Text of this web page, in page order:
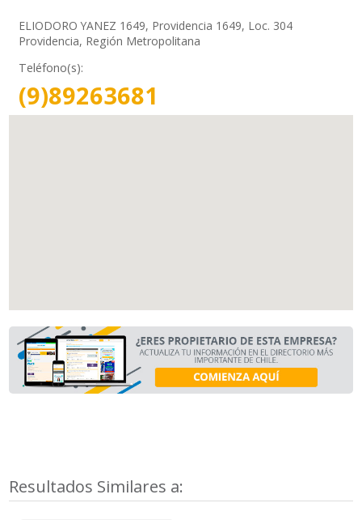
ELIODORO YANEZ 1649, Providencia 1649, Loc. 304
Providencia, Región Metropolitana
Teléfono(s):
(9)89263681
Resultados Similares a: